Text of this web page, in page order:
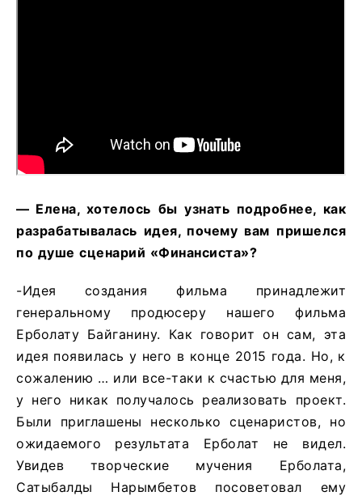
— Елена, хотелось бы узнать подробнее, как
разрабатывалась идея, почему вам пришелся
по душе сценарий «Финансиста»?
-Идея создания фильма принадлежит
генеральному продюсеру нашего фильма
Ерболату Байганину. Как говорит он сам, эта
идея появилась у него в конце 2015 года. Но, к
сожалению … или все-таки к счастью для меня,
у него никак получалось реализовать проект.
Были приглашены несколько сценаристов, но
ожидаемого результата Ерболат не видел.
Увидев творческие мучения Ерболата,
Сатыбалды Нарымбетов посоветовал ему